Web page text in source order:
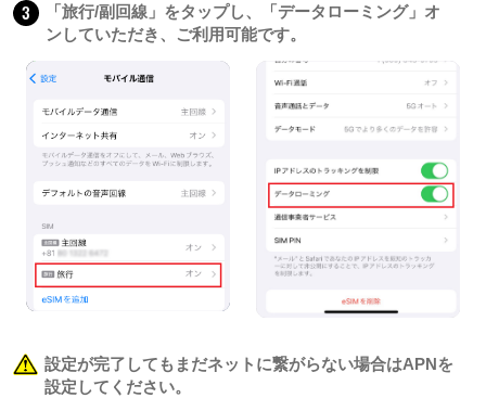
3
「旅行/副回線」をタップし、「データローミング」オ
ンしていただき、ご利用可能です。
設定が完了してもまだネットに繋がらない場合はAPNを
設定してください。